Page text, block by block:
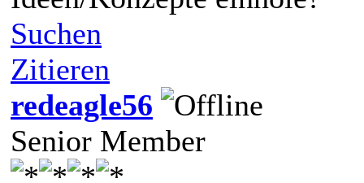
Suchen
Zitieren
redeagle56
Senior Member